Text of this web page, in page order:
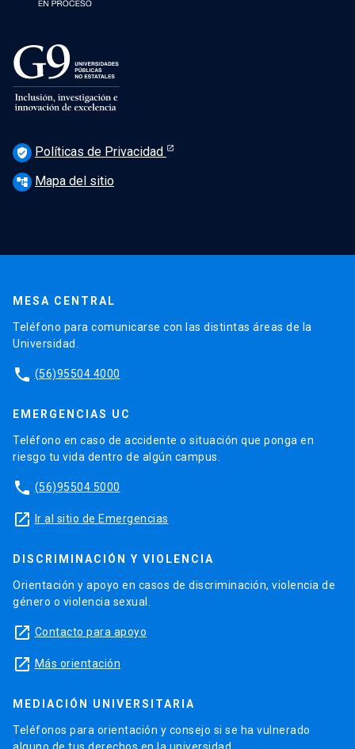
verified_user Políticas de Privacidad
account_tree Mapa del sitio
MESA CENTRAL
Teléfono para comunicarse con las distintas áreas de la
Universidad.
phone (56)95504 4000
EMERGENCIAS UC
Teléfono en caso de accidente o situación que ponga en
riesgo tu vida dentro de algún campus.
phone (56)95504 5000
launch Ir al sitio de Emergencias
DISCRIMINACIÓN Y VIOLENCIA
Orientación y apoyo en casos de discriminación, violencia de
género o violencia sexual.
launch Contacto para apoyo
launch Más orientación
MEDIACIÓN UNIVERSITARIA
Teléfonos para orientación y consejo si se ha vulnerado